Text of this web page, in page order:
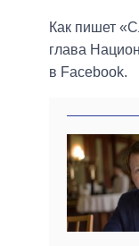
Как пишет
глава
в Facebook.